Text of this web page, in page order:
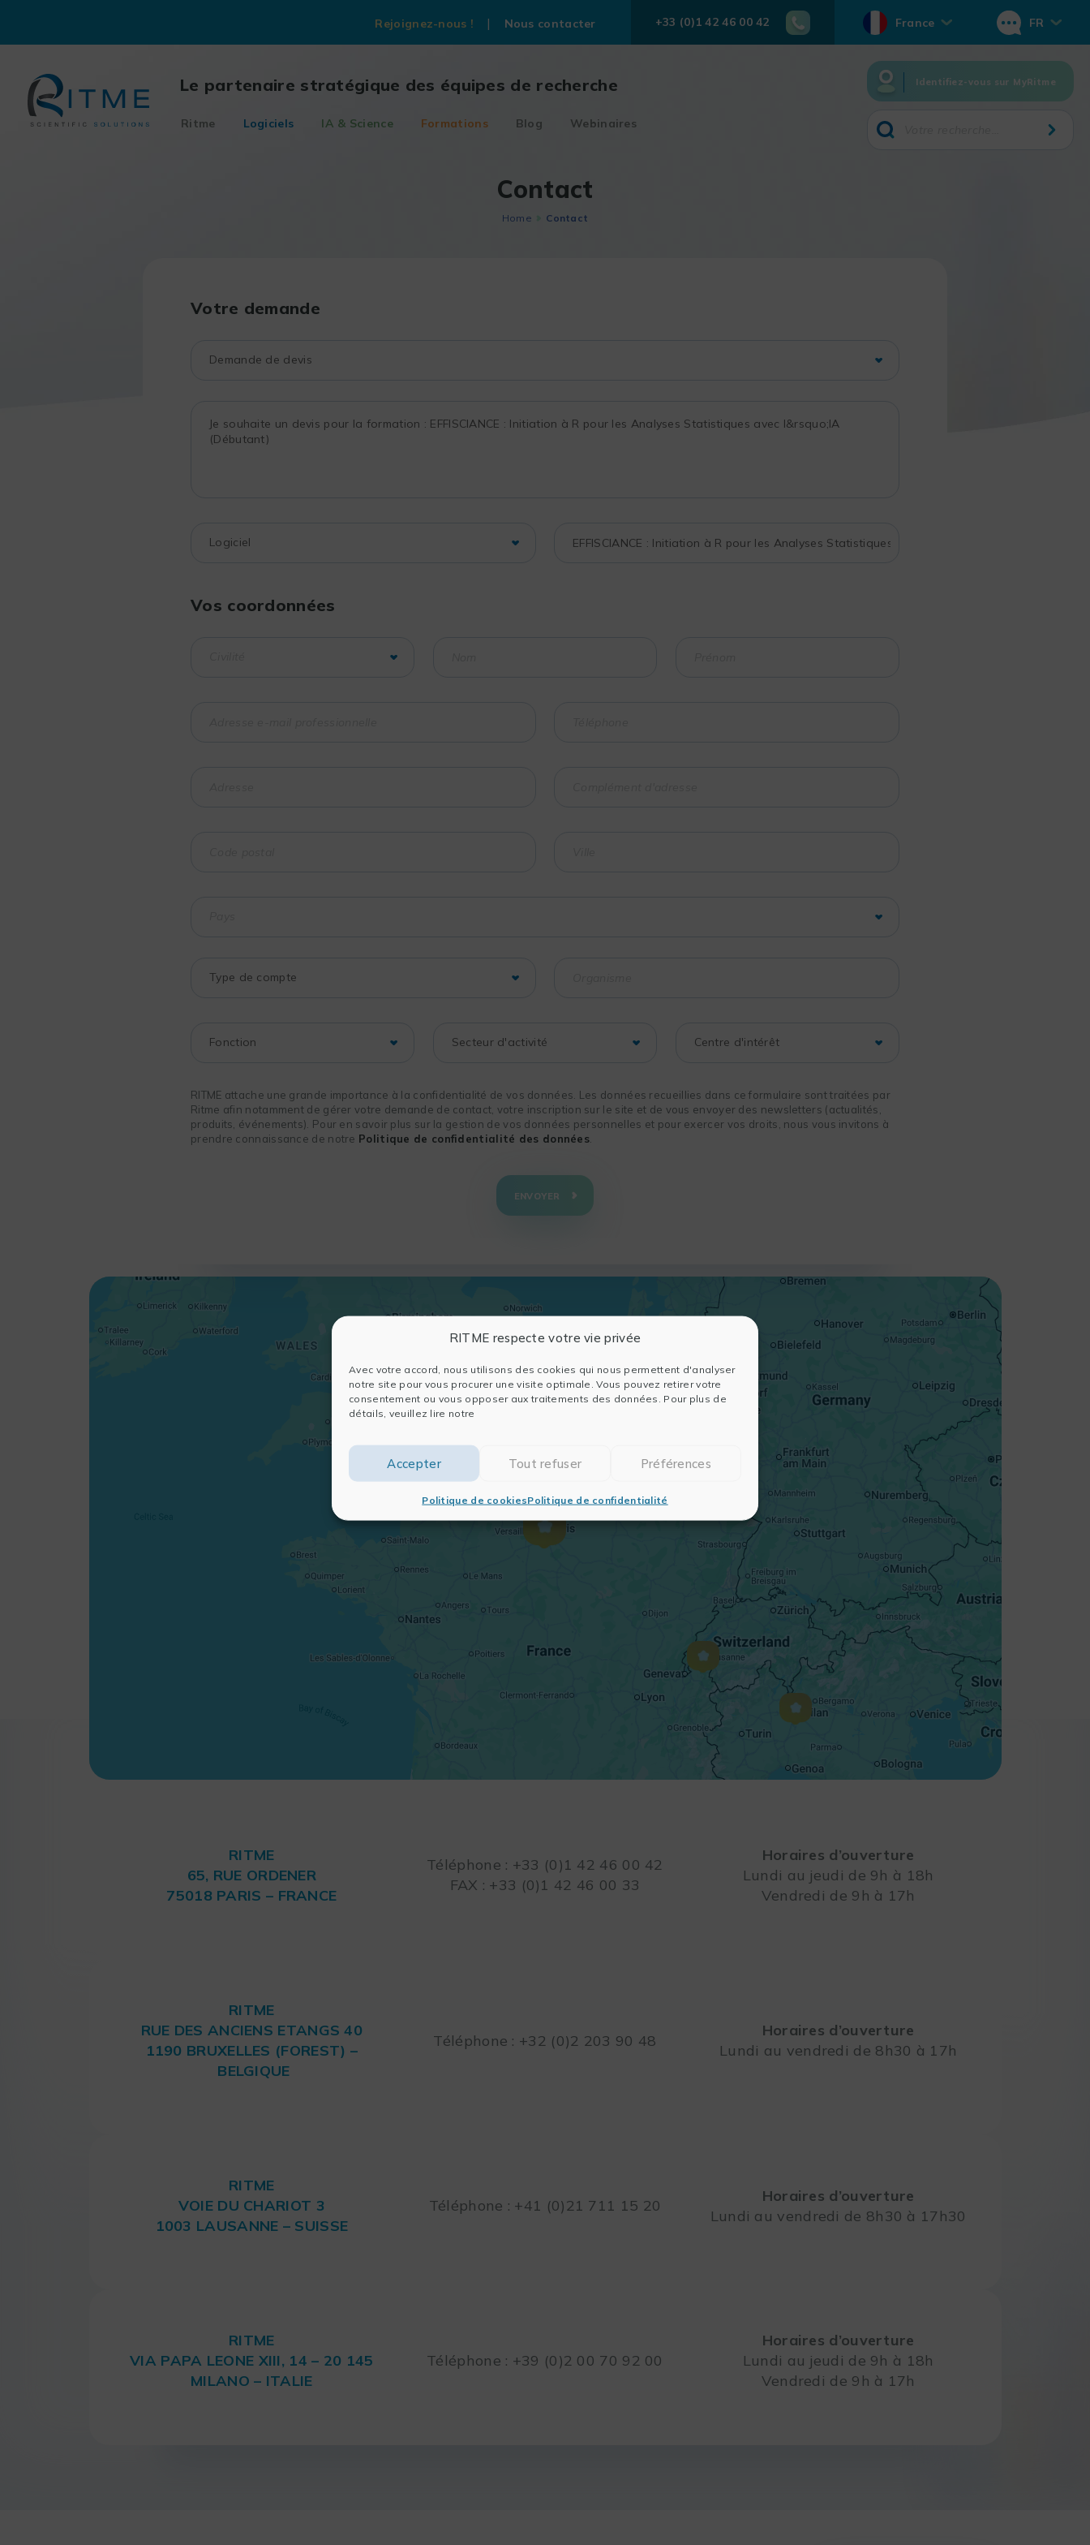
RITME respecte votre vie privée
Avec votre accord, nous utilisons des cookies qui nous permettent d'analyser
notre site pour vous procurer une visite optimale. Vous pouvez retirer votre
consentement ou vous opposer aux traitements des données. Pour plus de
détails, veuillez lire notre
Accepter Tout refuser Préférences
Politique de cookiesPolitique de confidentialité
content
Rejoignez-nous ! Nous contacter +33 (0)1 42 46 00 42 France FR
Le partenaire stratégique des équipes de recherche
Ritme Logiciels IA & Science Formations Blog Webinaires
Identifiez-vous sur MyRitme
Contact
Home Contact
Votre demande
Vos coordonnées
RITME attache une grande importance à la confidentialité de vos données. Les données recueillies dans ce formulaire sont traitées par
Ritme afin notamment de gérer votre demande de contact, votre inscription sur le site et de vous envoyer des newsletters (actualités,
produits, événements). Pour en savoir plus sur la gestion de vos données personnelles et pour exercer vos droits, nous vous invitons à
prendre connaissance de notre Politique de confidentialité des données
ENVOYER
RITME
65, RUE ORDENER
75018 PARIS – FRANCE
Téléphone : +33 (0)1 42 46 00 42
FAX : +33 (0)1 42 46 00 33
Horaires d’ouverture
Lundi au jeudi de 9h à 18h
Vendredi de 9h à 17h
RITME
RUE DES ANCIENS ETANGS 40
1190 BRUXELLES (FOREST) –
BELGIQUE
Téléphone : +32 (0)2 203 90 48
Horaires d’ouverture
Lundi au vendredi de 8h30 à 17h
RITME
VOIE DU CHARIOT 3
1003 LAUSANNE – SUISSE
Téléphone : +41 (0)21 711 15 20
Horaires d’ouverture
Lundi au vendredi de 8h30 à 17h30
RITME
VIA PAPA LEONE XIII, 14 – 20 145
MILANO – ITALIE
Téléphone : +39 (0)2 00 70 92 00
Horaires d’ouverture
Lundi au jeudi de 9h à 18h
Vendredi de 9h à 17h